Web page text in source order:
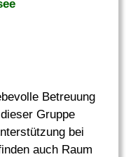
Betreuung
Gruppe
bei
auch Raum